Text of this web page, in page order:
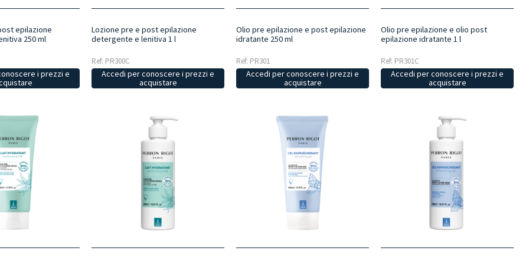
epilazione
250 ml
i prezzi e
Lozione pre e post epilazione
detergente e lenitiva 1 l
Ref: PR300C
Accedi per conoscere i prezzi e
acquistare
Olio pre epilazione e post epilazione
idratante 250 ml
Ref: PR301
Accedi per conoscere i prezzi e
acquistare
Olio pre epilazione e olio post
epilazione idratante 1 l
Ref: PR301C
Accedi per conoscere i prezzi e
acquistare